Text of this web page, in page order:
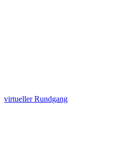
virtueller Rundgang